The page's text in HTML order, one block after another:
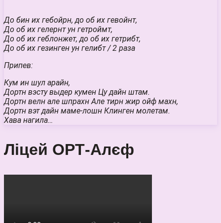
До бин их гебойрн, до об их гевойнт,
До об их гелернт ун гетроймт,
До об их геблонжет, до об их гетрибт,
До об их гезинген ун гелибт / 2 раза
Припев:
Кум ин шул арайн,
Дортн вэсту выдер кумен Цу дайн штам.
Дортн велн але шпрахн Але тирн жир ойф махн,
Дортн вэт дайн маме-лошн Клинген молетам.
Хава нагила…
Ліцей ОРТ-Алєф